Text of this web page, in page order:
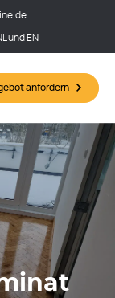
und EN
anfordern